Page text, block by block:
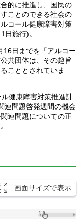
的に推進し、国民の
ことのできる社会の
コール健康障害対策
施行)。
16日までを「アルコー
共団体は、その趣旨
こととされていま
健康障害対策推進計
連問題啓発週間の機会
連問題についての正
画面サイズで表示